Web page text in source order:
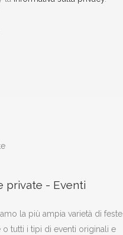
private - Eventi
la più ampia varietà di feste
o tutti i tipi di eventi originali e